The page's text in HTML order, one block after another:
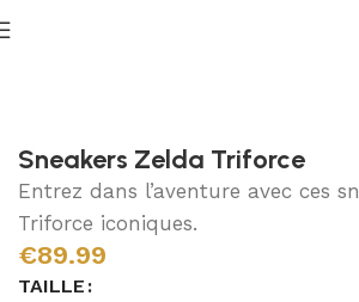
Sneakers Zelda Triforce
Entrez dans l’aventure avec ces
Triforce iconiques.
€89.99
TAILLE